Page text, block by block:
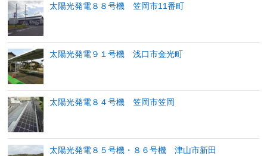
太陽光発電８８号機 笠岡市11番町
太陽光発電９１号機 浅口市金光町
太陽光発電８４号機 笠岡市笠岡
太陽光発電８５号機・８６号機 津山市新田